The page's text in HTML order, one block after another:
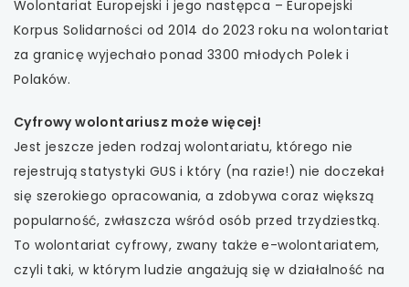
uwaga, link otwiera się w nowej karcie
uwaga, link otwiera się w nowej karcie
Wolontariat Europejski i jego następca – Europejski
Korpus Solidarności od 2014 do 2023 roku na wolontariat
za granicę wyjechało ponad 3300 młodych Polek i
Polaków.
Cyfrowy wolontariusz może więcej!
Jest jeszcze jeden rodzaj wolontariatu, którego nie
rejestrują statystyki GUS i który (na razie!) nie doczekał
się szerokiego opracowania, a zdobywa coraz większą
popularność, zwłaszcza wśród osób przed trzydziestką.
To wolontariat cyfrowy, zwany także e-wolontariatem,
czyli taki, w którym ludzie angażują się w działalność na